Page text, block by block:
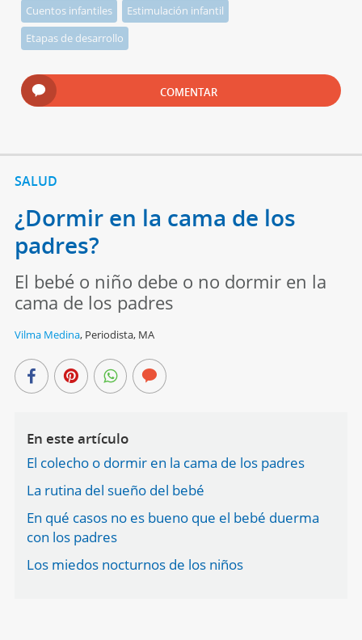
Cuentos infantiles
Estimulación infantil
Etapas de desarrollo
COMENTAR
SALUD
¿Dormir en la cama de los
padres?
El bebé o niño debe o no dormir en la
cama de los padres
Vilma Medina, Periodista, MA
En este artículo
El colecho o dormir en la cama de los padres
La rutina del sueño del bebé
En qué casos no es bueno que el bebé duerma
con los padres
Los miedos nocturnos de los niños